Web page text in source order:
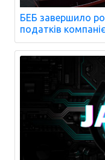
БЕБ завершило
податків